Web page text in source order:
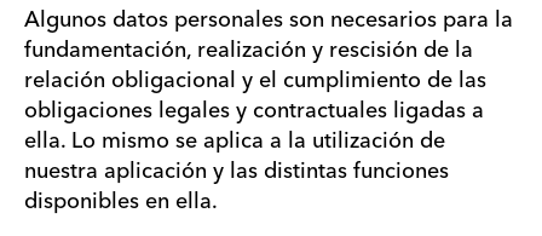
Algunos datos personales son necesarios para la
fundamentación, realización y rescisión de la
relación obligacional y el cumplimiento de las
obligaciones legales y contractuales ligadas a
ella. Lo mismo se aplica a la utilización de
nuestra aplicación y las distintas funciones
disponibles en ella.